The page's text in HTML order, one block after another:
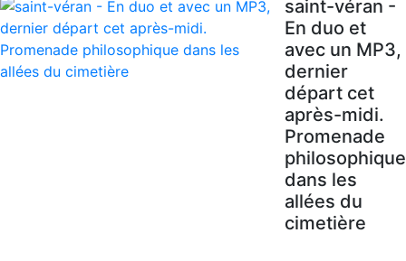
saint-véran -
En duo et
avec un MP3,
dernier
départ cet
après-midi.
Promenade
philosophique
dans les
allées du
cimetière